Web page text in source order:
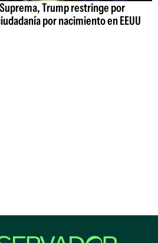
Trump restringe por
por nacimiento en EEUU